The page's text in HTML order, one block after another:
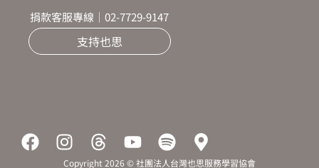
捐款客服專線｜02-7729-9147
支持也思
F
a
I
n
T
h
Y
o
S
p
M
a
Copyright 2026 © 社團法人台灣也思服務學習協會